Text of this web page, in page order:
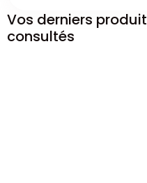
Vos derniers
consultés